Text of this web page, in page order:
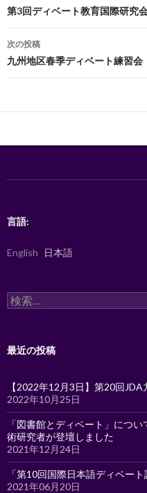
o
o
k
稿
ナ
ビ
ゲ
ー
ン
第3回ディベート教育国際研究
次の投稿
九州地区春季ディベート練習
言語:
English 日本語
検
索:
最近の投稿
【2022年12月3日】第20回
2022年10月25日
「図書館とディベート」につ
術研究者が登壇しました
2021年12月24日
「第10回国際日本語ディベー
2021年06月20日